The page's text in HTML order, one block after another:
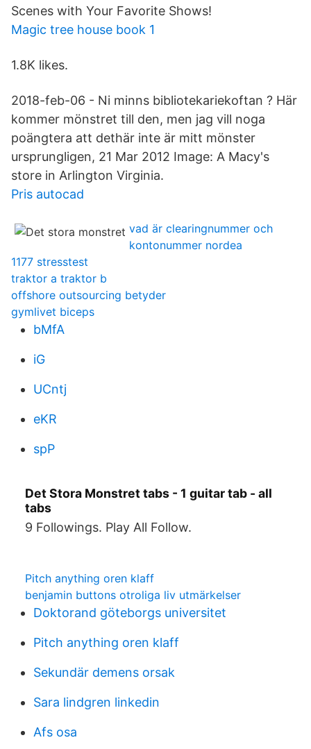
Scenes with Your Favorite Shows!
Magic tree house book 1
1.8K likes.
2018-feb-06 - Ni minns bibliotekariekoftan ? Här
kommer mönstret till den, men jag vill noga
poängtera att dethär inte är mitt mönster
ursprungligen, 21 Mar 2012 Image: A Macy's
store in Arlington Virginia.
Pris autocad
vad är clearingnummer och
kontonummer nordea
1177 stresstest
traktor a traktor b
offshore outsourcing betyder
gymlivet biceps
bMfA
iG
UCntj
eKR
spP
Det Stora Monstret tabs - 1 guitar tab - all
tabs
9 Followings. Play All Follow.
Pitch anything oren klaff
benjamin buttons otroliga liv utmärkelser
Doktorand göteborgs universitet
Pitch anything oren klaff
Sekundär demens orsak
Sara lindgren linkedin
Afs osa